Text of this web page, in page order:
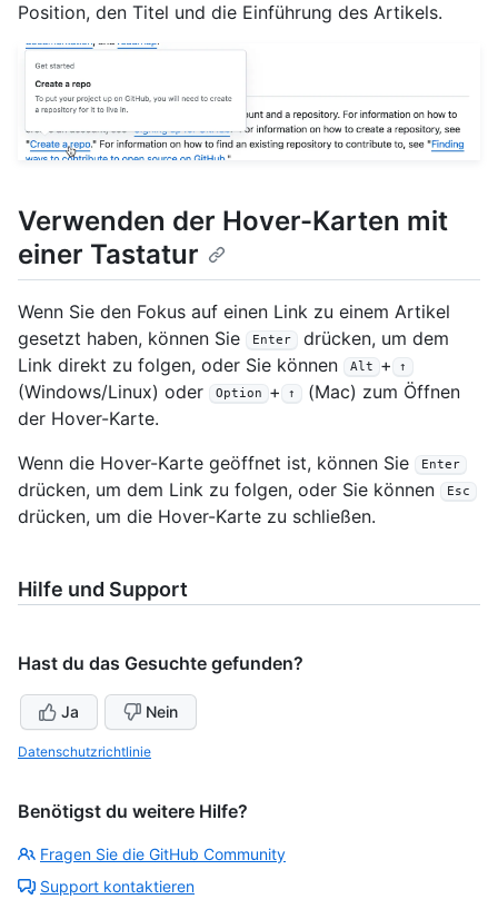
Position, den Titel und die Einführung des Artikels.
Verwenden der Hover-Karten mit
einer Tastatur
Wenn Sie den Fokus auf einen Link zu einem Artikel
gesetzt haben, können Sie
Enter
drücken, um dem
Link direkt zu folgen, oder Sie können
Alt + ↑
(Windows/Linux) oder Option + ↑
(Mac) zum Öffnen
der Hover-Karte.
Wenn die Hover-Karte geöffnet ist, können Sie
Enter
drücken, um dem Link zu folgen, oder Sie können Esc
drücken, um die Hover-Karte zu schließen.
Hilfe und Support
Hast du das Gesuchte gefunden?
Ja Nein
Datenschutzrichtlinie
Benötigst du weitere Hilfe?
Fragen Sie die GitHub Community
Support kontaktieren